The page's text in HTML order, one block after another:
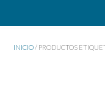
INICIO/ PRODUCTOS